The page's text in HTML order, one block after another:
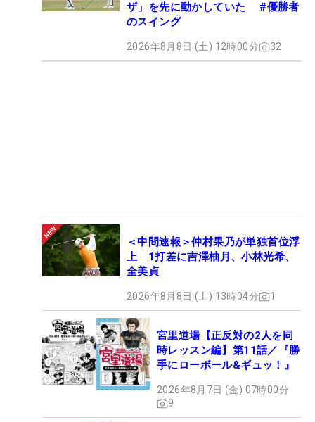
ザ」を先に動かしていた #優勝者
のスイング
2026年8月8日 (土) 12時00分 32
＜中間速報＞仲村果乃が単独首位浮
上 1打差に吉澤柚月、小林光希、
全美貞
2026年8月8日 (土) 13時04分 1
宮里道場【正反対の2人を同
時レッスン編】第11話／『勝
手にローボール&ギュッ！』
2026年8月7日 (金) 07時00分
9